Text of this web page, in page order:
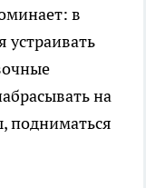
в
устраивать
на
подниматься